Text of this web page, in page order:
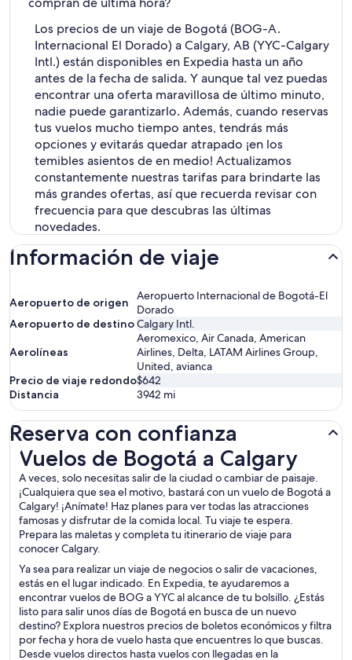
Los precios de un viaje de Bogotá (BOG-A.
Internacional El Dorado) a Calgary, AB (YYC-Calgary
Intl.) están disponibles en Expedia hasta un año
antes de la fecha de salida. Y aunque tal vez puedas
encontrar una oferta maravillosa de último minuto,
nadie puede garantizarlo. Además, cuando reservas
tus vuelos mucho tiempo antes, tendrás más
opciones y evitarás quedar atrapado ¡en los
temibles asientos de en medio! Actualizamos
constantemente nuestras tarifas para brindarte las
más grandes ofertas, así que recuerda revisar con
frecuencia para que descubras las últimas
novedades.
Información de viaje
Aeropuerto de origen
Aeropuerto Internacional de Bogotá-El
Dorado
Aeropuerto de destinoCalgary Intl.
Aerolíneas
Aeromexico, Air Canada, American
Airlines, Delta, LATAM Airlines Group,
United, avianca
Precio de viaje redondo$642
Distancia
3942 mi
Reserva con confianza
Vuelos de Bogotá a Calgary
A veces, solo necesitas salir de la ciudad o cambiar de paisaje.
¡Cualquiera que sea el motivo, bastará con un vuelo de Bogotá a
Calgary! ¡Anímate! Haz planes para ver todas las atracciones
famosas y disfrutar de la comida local. Tu viaje te espera.
Prepara las maletas y completa tu itinerario de viaje para
conocer Calgary.
Ya sea para realizar un viaje de negocios o salir de vacaciones,
estás en el lugar indicado. En Expedia, te ayudaremos a
encontrar vuelos de BOG a YYC al alcance de tu bolsillo. ¿Estás
listo para salir unos días de Bogotá en busca de un nuevo
destino? Explora nuestros precios de boletos económicos y filtra
por fecha y hora de vuelo hasta que encuentres lo que buscas.
Desde vuelos directos hasta vuelos con llegadas en la
Vuelos de Bogotá a Calgary